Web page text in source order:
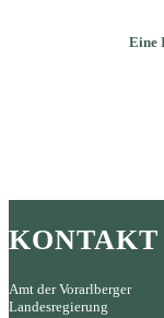
Eine
KONTAKT
Amt der Vorarlberger
Landesregierung